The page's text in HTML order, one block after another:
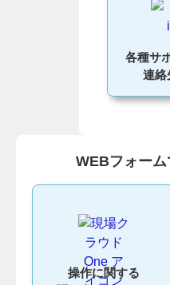
各種サ
連絡
WEBフォー
操作に関する